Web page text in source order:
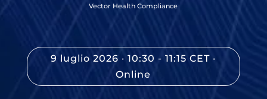
Vector Health Compliance
9 luglio 2026 · 10:30 - 11:15 CET ·
Online